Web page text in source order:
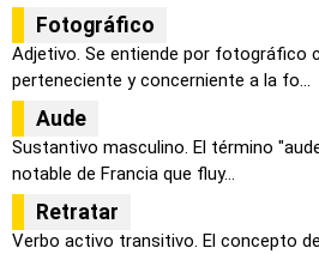
Fotográfico
Adjetivo. Se entiende por fotográfico
perteneciente y concerniente a la fo...
Aude
Sustantivo masculino. El término
notable de Francia que fluy...
Retratar
Verbo activo transitivo. El concepto